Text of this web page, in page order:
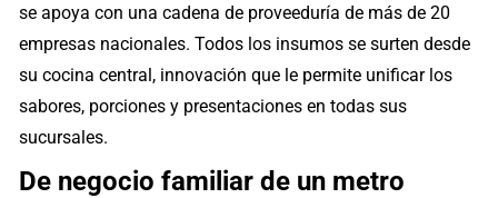
se apoya con una cadena de proveeduría de más de 20
empresas nacionales. Todos los insumos se surten desde
su cocina central, innovación que le permite unificar los
sabores, porciones y presentaciones en todas sus
sucursales.
De negocio familiar de un metro